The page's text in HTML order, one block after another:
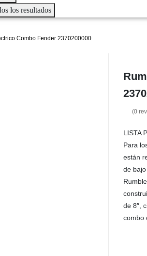
los resultados
Combo Fender 2370200000
(0
LISTA
Para
están
de
de 8″,
combo